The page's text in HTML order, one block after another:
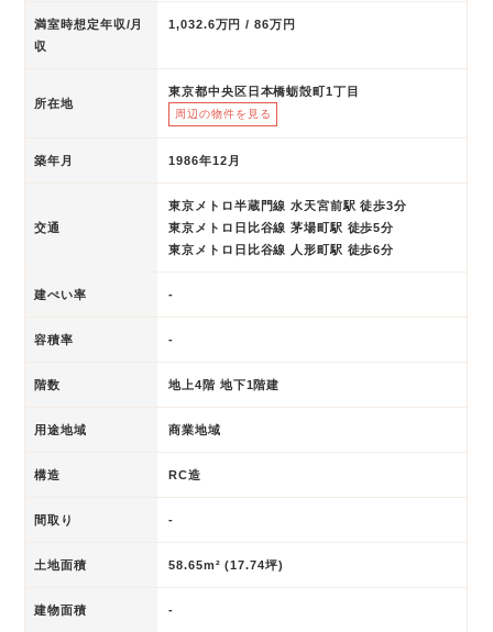
満室時想定年収/月
収
1,032.6万円 / 86万円
所在地
東京都中央区日本橋蛎殻町1丁目
周辺の物件を見る
築年月 1986年12月
交通
東京メトロ半蔵門線 水天宮前駅 徒歩3分
東京メトロ日比谷線 茅場町駅 徒歩5分
東京メトロ日比谷線 人形町駅 徒歩6分
建ぺい率 -
容積率 -
階数 地上4階 地下1階建
用途地域 商業地域
構造 RC造
間取り -
土地面積 58.65m² (17.74坪)
建物面積 -